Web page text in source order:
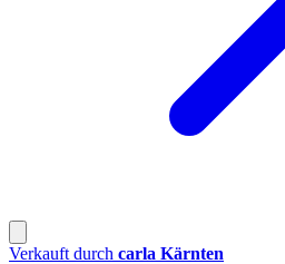
Verkauft durch carla Kärnten